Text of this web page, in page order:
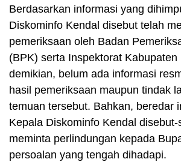
Berdasarkan informasi yang
Diskominfo Kendal disebut telah
pemeriksaan oleh Badan
(BPK) serta Inspektorat Kabupaten
demikian, belum ada informasi
hasil pemeriksaan maupun tindak
temuan tersebut. Bahkan, beredar
Kepala Diskominfo Kendal
meminta perlindungan kepada
persoalan yang tengah dihadapi.